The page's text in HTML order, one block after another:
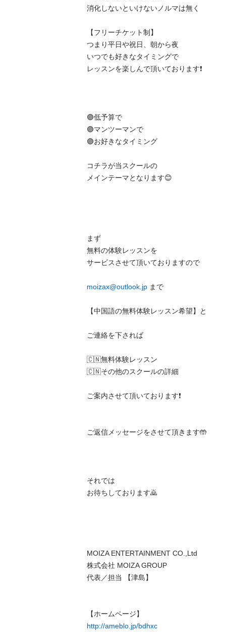
消化しないといけないノルマは無く
【フリーチケット制】
つまり平日や祝日、朝から夜
いつでも好きなタイミングで
レッスンを楽しんで頂いております❗️
🟣低予算で
🟣マンツーマンで
🟣お好きなタイミング
コチラが当スクールの
メインテーマとなります😊
まず
無料の体験レッスンを
サービスさせて頂いておりますので
moizax@outlook.jp まで
【中国語の無料体験レッスン希望】と
ご連絡を下されば
🇨🇳無料体験レッスン
🇨🇳その他のスクールの詳細
ご案内させて頂いております❗️
ご返信メッセージをさせて頂きます🤲
それでは
お待ちしております🙇
MOIZA ENTERTAINMENT CO.,Ltd
株式会社 MOIZA GROUP
代表／担当 【津島】
http://ameblo.jp/bdhxc